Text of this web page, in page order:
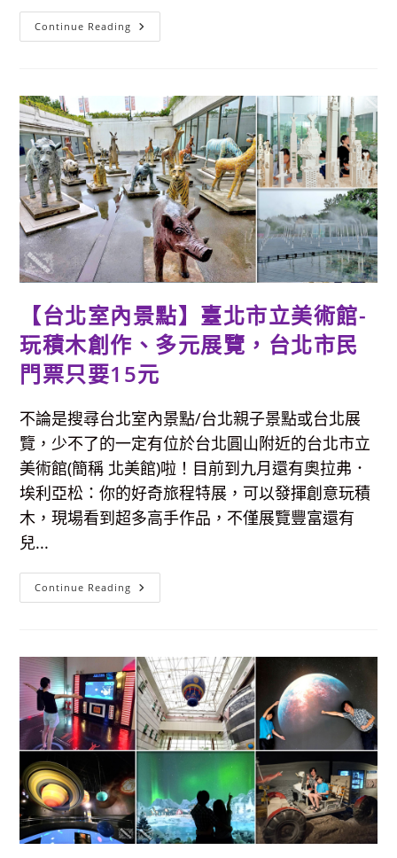
Continue Reading 中
國
館-
理
財
樂
園：
增
加
聰
理
財
力
展，
互
體
驗
與
講
座，
免
費
觀
【台北室內景點】臺北市立美術館-
玩積木創作、多元展覽，台北市民
門票只要15元
不論是搜尋台北室內景點/台北親子景點或台北展
覽，少不了的一定有位於台北圓山附近的台北市立
美術館(簡稱 北美館)啦！目前到九月還有奧拉弗．
埃利亞松：你的好奇旅程特展，可以發揮創意玩積
木，現場看到超多高手作品，不僅展覽豐富還有
兒...
Continue Reading 【台
北
臺
北
市
立
美
術
館-
玩
木
創
作、
多
元
展
覽，